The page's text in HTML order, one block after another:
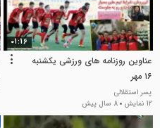
01:16
عناوین روزنامه های ورزشی یکشنبه
۱۶ مهر
پسر استقلالی
12 نمایش
8 سال پیش